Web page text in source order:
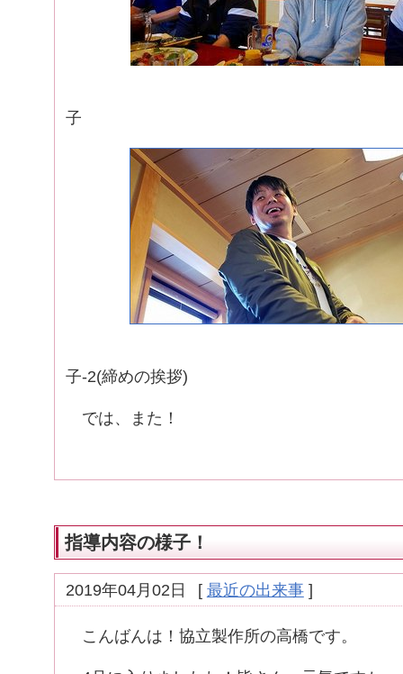
子
子-2(締めの挨拶)
では、また！
指導内容の様子！
2019年04月02日 [ 最近の出来事]
こんばんは！協立製作所の高橋です。